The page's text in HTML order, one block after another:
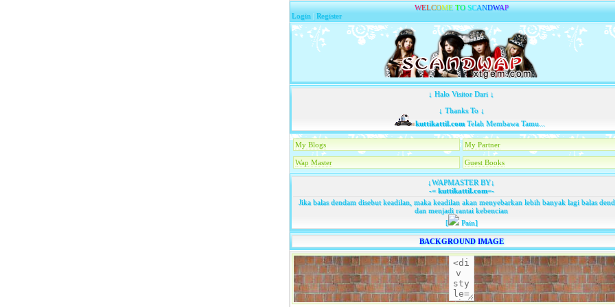
WELCOME TO SCANDWAP
Login |Register
↓ Halo Visitor Dari ↓
↓ Thanks To ↓
kuttikattil.comTelah Membawa Tamu...
My Blogs My Partner
Wap Master Guest Books
↓WAPMASTER BY↓
-=kuttikattil.com=-
Jika balas dendam disebut keadilan, maka keadilan akan menyebarkan lebih banyak lagi balas
dan menjadi rantai kebencian
[
Pain]
BACKGROUND IMAGE